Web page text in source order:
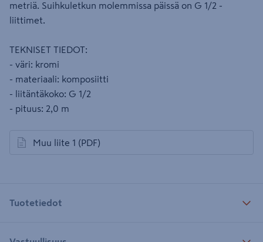
metriä. Suihkuletkun molemmissa päissä on G 1/2 -
liittimet.
TEKNISET TIEDOT:
- väri: kromi
- materiaali: komposiitti
- liitäntäkoko: G 1/2
- pituus: 2,0 m
Muu liite 1 (PDF)
avautuu uuteen välilehteen
Tuotetiedot